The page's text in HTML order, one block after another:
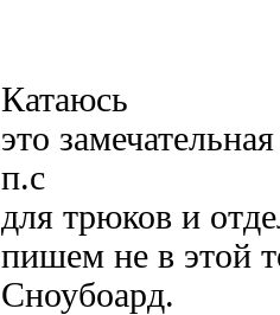
Катаюсь
это
п.с
для трюков и
пишем не в этой
Сноубоард.